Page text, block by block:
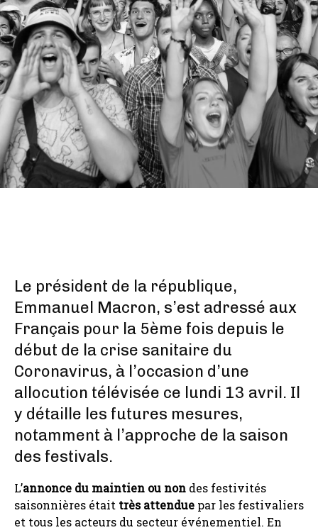
Le président de la république,
Emmanuel Macron, s’est adressé aux
Français pour la 5ème fois depuis le
début de la crise sanitaire du
Coronavirus, à l’occasion d’une
allocution télévisée ce lundi 13 avril. Il
y détaille les futures mesures,
notamment à l’approche de la saison
des festivals.
L’annonce du maintien ou non des festivités
saisonnières était très attendue par les festivaliers
et tous les acteurs du secteur événementiel. En